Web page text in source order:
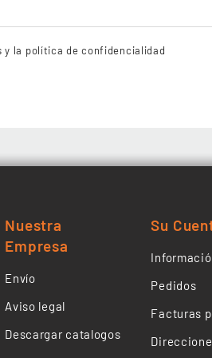
y la política de confidencialidad
Nuestra
Empresa
Envío
Aviso legal
Descargar catalogos
Su
Pedidos
Facturas